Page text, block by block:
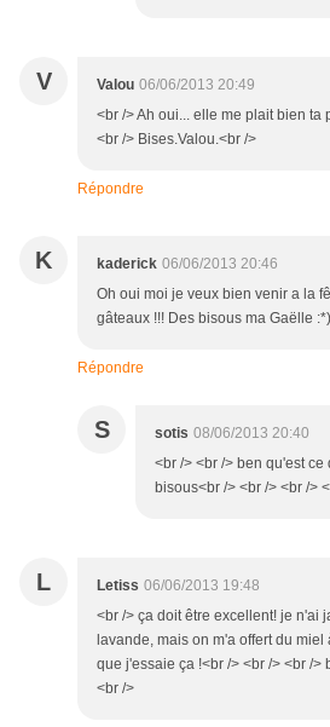
V Valou 06/06/2013 20:49
<br /> Ah oui... elle me plait bien ta
<br /> Bises.Valou.<br />
Répondre
K kaderick 06/06/2013 20:46
Oh oui moi je veux bien venir a la
gâteaux !!! Des bisous ma Gaëlle :*)
Répondre
S sotis 08/06/2013 20:40
<br /> <br /> ben qu'est
bisous<br /> <br /> <br />
L Letiss 06/06/2013 19:48
<br /> ça doit être excellent! je n'ai
lavande, mais on m'a offert du
que j'essaie ça !<br /> <br /> <br /
<br />